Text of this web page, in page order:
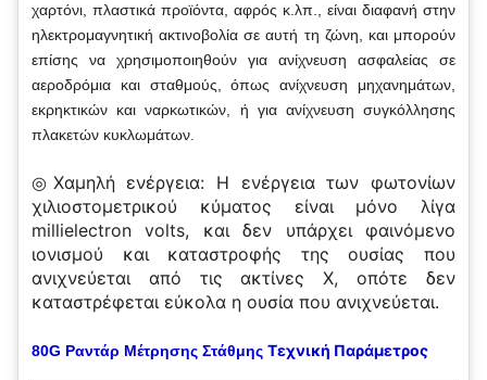
χαρτόνι, πλαστικά προϊόντα, αφρός κ.λπ., είναι διαφανή στην
ηλεκτρομαγνητική ακτινοβολία σε αυτή τη ζώνη, και μπορούν
επίσης να χρησιμοποιηθούν για ανίχνευση ασφαλείας σε
αεροδρόμια και σταθμούς, όπως ανίχνευση μηχανημάτων,
εκρηκτικών και ναρκωτικών, ή για ανίχνευση συγκόλλησης
πλακετών κυκλωμάτων.
◎Χαμηλή ενέργεια: Η ενέργεια των φωτονίων
χιλιοστομετρικού κύματος είναι μόνο λίγα
millielectron volts, και δεν υπάρχει φαινόμενο
ιονισμού και καταστροφής της ουσίας που
ανιχνεύεται από τις ακτίνες Χ, οπότε δεν
καταστρέφεται εύκολα η ουσία που ανιχνεύεται.
80G Ραντάρ Μέτρησης Στάθμης Tεχνική Παράμετρος